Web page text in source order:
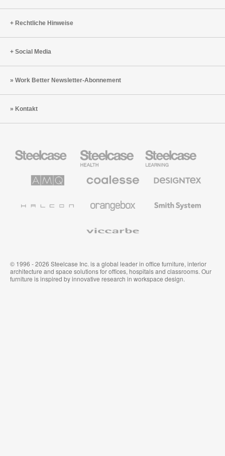
Rechtliche Hinweise
Social Media
Work Better Newsletter-Abonnement
Kontakt
Büromöbel
Health
Education
Möbel
Solutions
Büromöbel
Textilien
System
© 1996 - 2026 Steelcase Inc. is a global leader in office furniture, interior
architecture and space solutions for offices, hospitals and classrooms. Our
furniture is inspired by innovative research in workspace design.